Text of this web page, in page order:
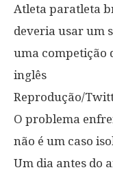
Atleta paratleta
deveria usar um
uma competição
inglês
Reprodução/
O problema
não é um caso
Um dia antes do